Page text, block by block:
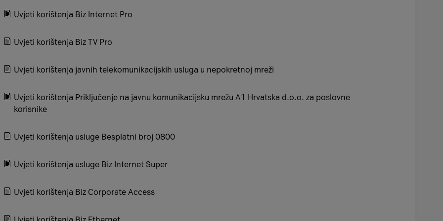
Uvjeti korištenja Biz Internet Pro
Uvjeti korištenja Biz TV Pro
Uvjeti korištenja javnih telekomunikacijskih usluga u nepokretnoj mreži
Uvjeti korištenja Priključenje na javnu komunikacijsku mrežu A1 Hrvatska d.o.o. za poslovne
korisnike
Uvjeti korištenja usluge Besplatni broj 0800
Uvjeti korištenja usluge Biz Internet Super
Uvjeti korištenja Biz Corporate Access